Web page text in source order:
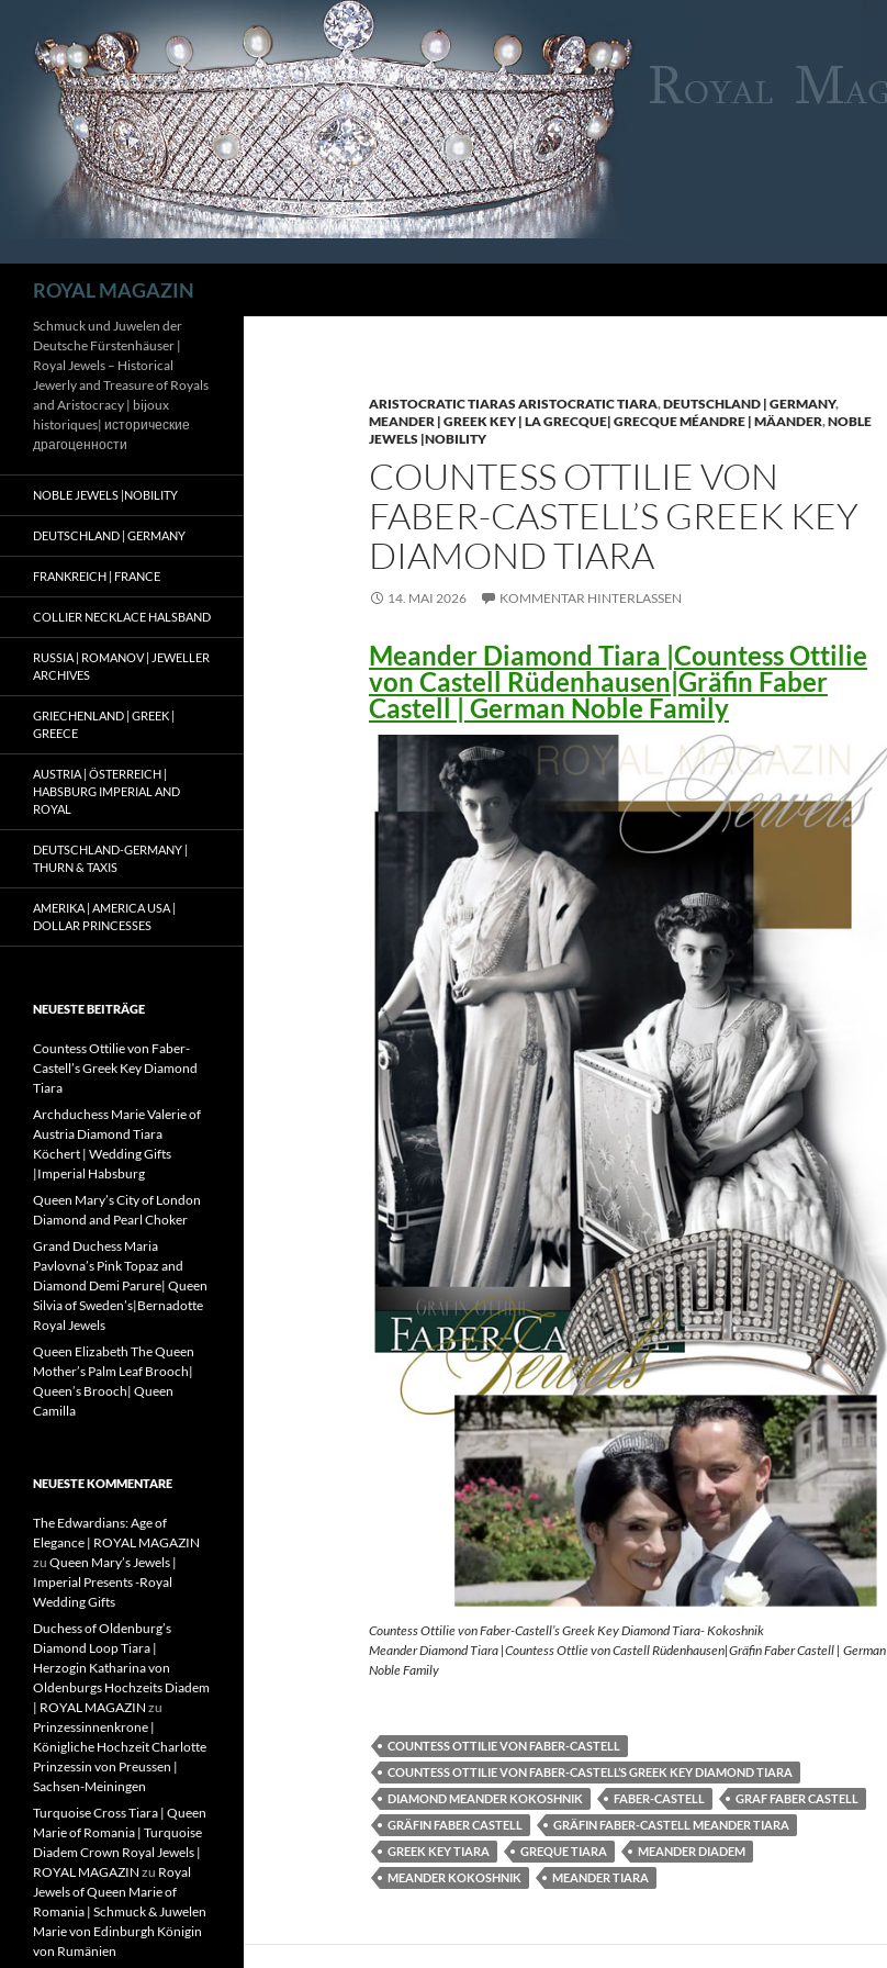
Inhalt
springen
ROYAL MAGAZIN
ARISTOCRATIC TIARAS ARISTOCRATIC TIARA,DEUTSCHLAND | GERMANY,
MEANDER | GREEK KEY | LA GRECQUE| GRECQUE MÉANDRE | MÄANDER,NOBLE
JEWELS |NOBILITY
COUNTESS OTTILIE VON
FABER-CASTELL’S GREEK KEY
DIAMOND TIARA
14. MAI 2026 KOMMENTAR HINTERLASSEN
Meander Diamond Tiara |Countess Ottilie
von Castell Rüdenhausen|Gräfin Faber
Castell | German Noble Family
Countess Ottilie von Faber-Castell’s Greek Key Diamond Tiara- Kokoshnik
Meander Diamond Tiara |Countess Ottlie von Castell Rüdenhausen|Gräfin Faber Castell | German
Noble Family
COUNTESS OTTILIE VON FABER-CASTELL
COUNTESS OTTILIE VON FABER-CASTELL’S GREEK KEY DIAMOND TIARA
DIAMOND MEANDER KOKOSHNIK
FABER-CASTELL
GRAF FABER CASTELL
GRÄFIN FABER CASTELL
GRÄFIN FABER-CASTELL MEANDER TIARA
GREEK KEY TIARA
GREQUE TIARA
MEANDER DIADEM
MEANDER KOKOSHNIK
MEANDER TIARA
Schmuck und Juwelen der
Deutsche Fürstenhäuser |
Royal Jewels – Historical
Jewerly and Treasure of Royals
and Aristocracy | bijoux
historiques| исторические
драгоценности
NOBLE JEWELS |NOBILITY
DEUTSCHLAND | GERMANY
FRANKREICH | FRANCE
COLLIER NECKLACE HALSBAND
RUSSIA | ROMANOV | JEWELLER
ARCHIVES
GRIECHENLAND | GREEK |
GREECE
AUSTRIA | ÖSTERREICH |
HABSBURG IMPERIAL AND
ROYAL
DEUTSCHLAND-GERMANY |
THURN & TAXIS
AMERIKA | AMERICA USA |
DOLLAR PRINCESSES
NEUESTE BEITRÄGE
Countess Ottilie von Faber-
Castell’s Greek Key Diamond
Tiara
Archduchess Marie Valerie of
Austria Diamond Tiara
Köchert | Wedding Gifts
|Imperial Habsburg
Queen Mary’s City of London
Diamond and Pearl Choker
Grand Duchess Maria
Pavlovna’s Pink Topaz and
Diamond Demi Parure| Queen
Silvia of Sweden’s|Bernadotte
Royal Jewels
Queen Elizabeth The Queen
Mother’s Palm Leaf Brooch|
Queen’s Brooch| Queen
Camilla
NEUESTE KOMMENTARE
The Edwardians: Age of
Elegance | ROYAL MAGAZIN
zu Queen Mary’s Jewels |
Imperial Presents -Royal
Wedding Gifts
Duchess of Oldenburg’s
Diamond Loop Tiara |
Herzogin Katharina von
Oldenburgs Hochzeits Diadem
| ROYAL MAGAZIN zu
Prinzessinnenkrone |
Königliche Hochzeit Charlotte
Prinzessin von Preussen |
Sachsen-Meiningen
Turquoise Cross Tiara | Queen
Marie of Romania | Turquoise
Diadem Crown Royal Jewels |
ROYAL MAGAZIN zu Royal
Jewels of Queen Marie of
Romania | Schmuck & Juwelen
Marie von Edinburgh Königin
von Rumänien